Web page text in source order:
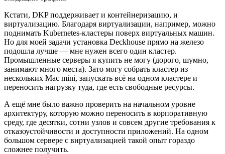
Кстати, DKP поддерживает и контейнеризацию, и
виртуализацию. Благодаря виртуализации, например, можно
поднимать Kubernetes-кластеры поверх виртуальных машин.
Но для моей задачи установка Deckhouse прямо на железо
подошла лучше — мне нужен всего один кластер.
Промышленные серверы я купить не могу (дорого, шумно,
занимают много места). Зато могу собрать кластер из
нескольких Mac mini, запускать всё на одном кластере и
переносить нагрузку туда, где есть свободные ресурсы.
А ещё мне было важно проверить на начальном уровне
архитектуру, которую можно переносить в корпоративную
среду, где десятки, сотни узлов и совсем другие требования к
отказоустойчивости и доступности приложений. На одном
большом сервере с виртуализацией такой опыт гораздо
сложнее получить.